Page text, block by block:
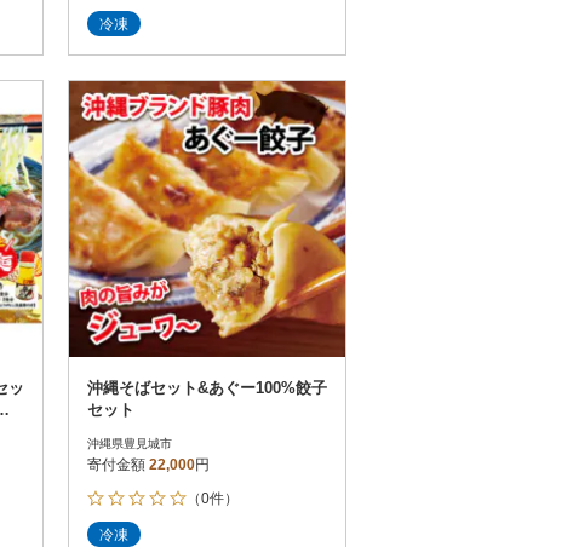
冷凍
ッ
沖縄そばセット&あぐー100%餃子
セット
沖縄県豊見城市
寄付金額 22,000円
（0件）
冷凍